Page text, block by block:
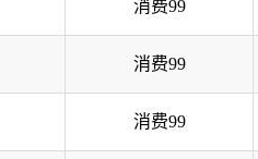
消费99
消费99
消费99